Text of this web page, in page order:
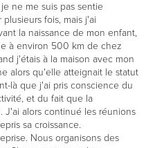
ne me suis pas sentie
fois, mais j'ai
la naissance de mon enfant,
à environ 500 km de chez
j'étais à la maison avec mon
alors qu'elle atteignait le statut
là que j'ai pris conscience du
et du fait que la
alors continué les réunions
sa croissance.
Nous organisons des